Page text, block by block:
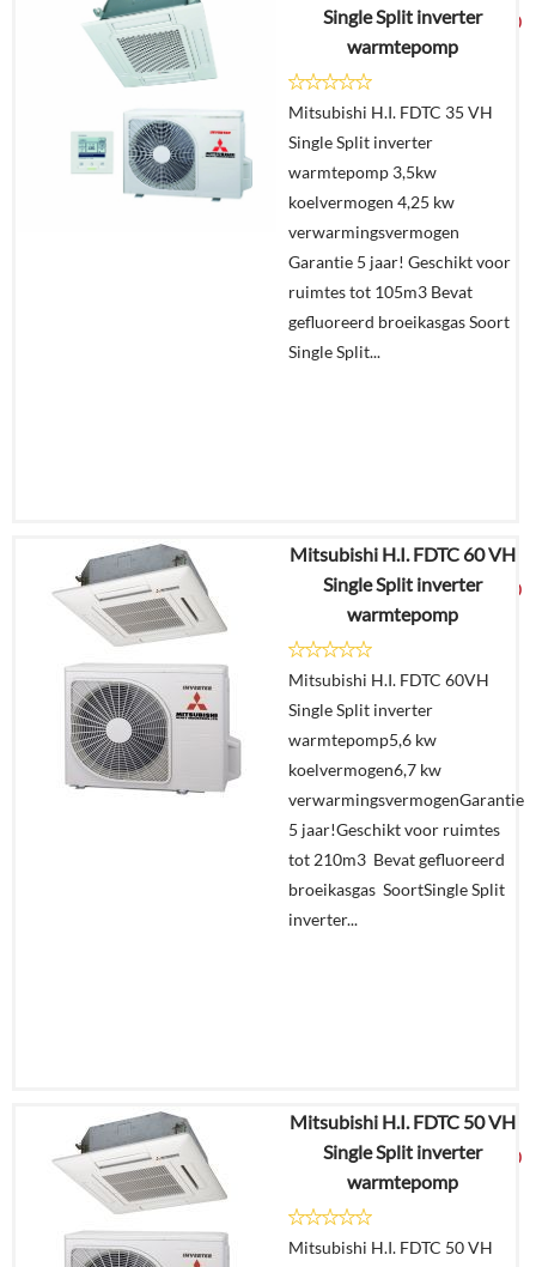
€1.825,00
aanvragen?
In
winkelmand
Single Split inverter
warmtepomp
Mitsubishi H.I. FDTC 35 VH
Single Split inverter
warmtepomp 3,5kw
koelvermogen 4,25 kw
verwarmingsvermogen
Garantie 5 jaar! Geschikt voor
ruimtes tot 105m3 Bevat
gefluoreerd broeikasgas Soort
Single Split...
€3.892,57
€2.049,00
aanvragen?
winkelmand
Mitsubishi H.I. FDTC 60 VH
Single Split inverter
warmtepomp
Mitsubishi H.I. FDTC 60VH
Single Split inverter
warmtepomp5,6 kw
koelvermogen6,7 kw
verwarmingsvermogenGarantie
5 jaar!Geschikt voor ruimtes
tot 210m3 Bevat gefluoreerd
broeikasgas SoortSingle Split
inverter...
€6.385,17
€3.349,00
Mitsubishi H.I. FDTC 50 VH
Single Split inverter
warmtepomp
Mitsubishi H.I. FDTC 50 VH